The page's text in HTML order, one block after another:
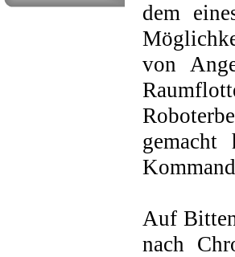
dem
von
Auf
nach